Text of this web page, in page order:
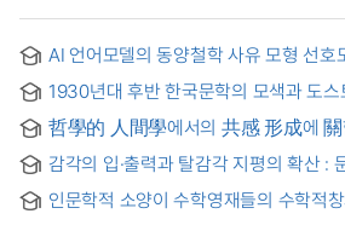
AI 언어모델의 동양철학 사유 모형 선호
1930년대 후반 한국문학의 모색과 도스
哲學的 人間學에서의 共感 形成에 關
anthropology
감각의 입·출력과 탈감각 지평의 확산 :
인문학적 소양이 수학영재들의 수학적